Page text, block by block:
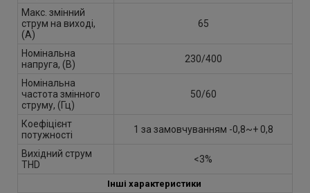
Макс. змінний
струм на виході,
(А)
65
Номінальна
напруга, (В)
230/400
Номінальна
частота змінного
струму, (Гц)
50/60
Коефіцієнт
потужності
1 за замовчуванням -0,8~+ 0,8
Вихідний струм
THD
<3%
Інші характеристики